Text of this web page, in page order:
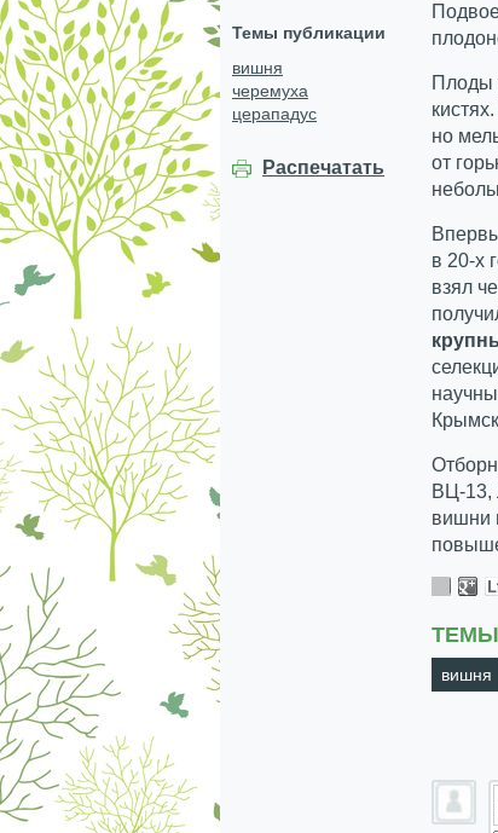
Темы публикации
вишня
черемуха
церападус
Распечатать
Плоды
но
от
в 20-х
взял
ВЦ-13,
вишни
вишня